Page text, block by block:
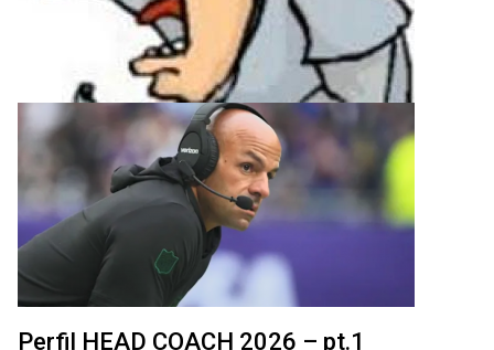
Perfil HEAD COACH 2026 – pt.1